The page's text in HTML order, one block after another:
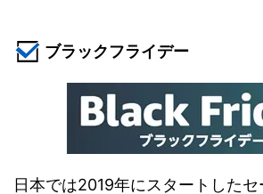
ブラックフライデー
日本では2019年にスタートしたセ